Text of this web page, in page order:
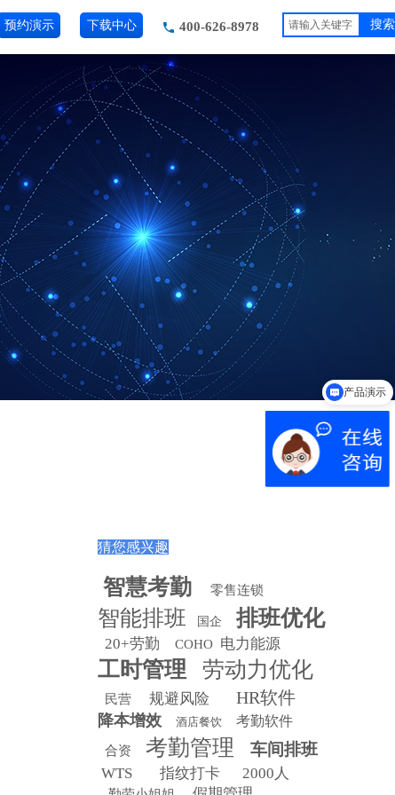
400-626-8978
预约演示 下载中心 搜索
猜您感兴趣
智慧考勤 零售连锁
智能排班 国企 排班优化
20+劳勤 COHO 电力能源
工时管理 劳动力优化
民营 规避风险 HR软件
降本增效 酒店餐饮 考勤软件
合资 考勤管理 车间排班
WTS 指纹打卡 2000人
产品演示